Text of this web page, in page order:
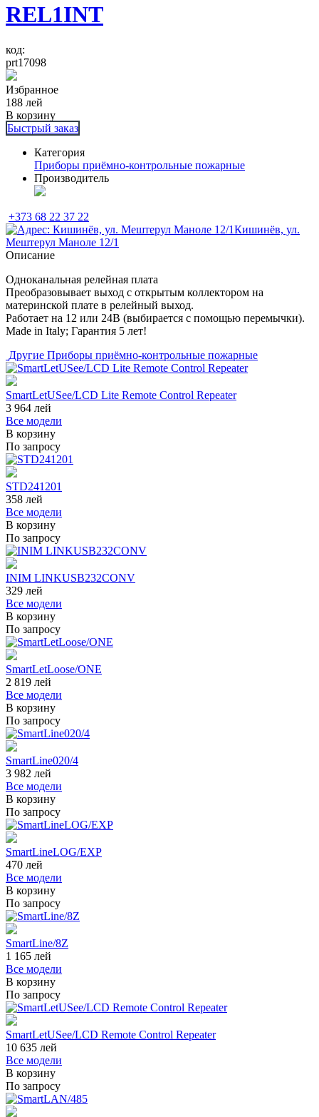
REL1INT
код:
prt17098
Избранное
188 лей
В корзину
Быстрый заказ
Категория
Приборы приёмно-контрольные пожарные
Производитель
+373 68 22 37 22
Кишинёв, ул.
Мештерул Маноле 12/1
Описание
Одноканальная релейная плата
Преобразовывает выход с открытым коллектором на
материнской плате в релейный выход.
Работает на 12 или 24В (выбирается с помощью перемычки).
Made in Italy; Гарантия 5 лет!
Другие Приборы приёмно-контрольные пожарные
SmartLetUSee/LCD Lite Remote Control Repeater
3 964 лей
Все модели
В корзину
По запросу
STD241201
358 лей
Все модели
В корзину
По запросу
INIM LINKUSB232CONV
329 лей
Все модели
В корзину
По запросу
SmartLetLoose/ONE
2 819 лей
Все модели
В корзину
По запросу
SmartLine020/4
3 982 лей
Все модели
В корзину
По запросу
SmartLineLOG/EXP
470 лей
Все модели
В корзину
По запросу
SmartLine/8Z
1 165 лей
Все модели
В корзину
По запросу
SmartLetUSee/LCD Remote Control Repeater
10 635 лей
Все модели
В корзину
По запросу